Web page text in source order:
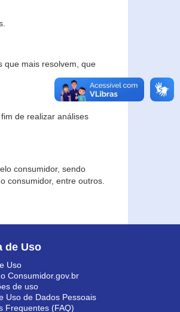
que mais resolvem, que
de realizar análises
consumidor, sendo
consumidor, entre outros.
de Uso
Uso
Consumidor.gov.br
de uso
Uso de Dados Pessoais
Frequentes (FAQ)